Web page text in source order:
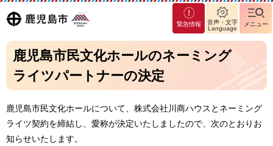
鹿児島
市
マグ
マシ
ティ
鹿児
緊急情報
音声・文字
Language
メニュー
鹿児島市民文化ホールのネーミング
ライツパートナーの決定
鹿児島市民文化ホールについて、株式会社川商ハウスとネーミング
ライツ契約を締結し、愛称が決定いたしましたので、次のとおりお
知らせいたします。